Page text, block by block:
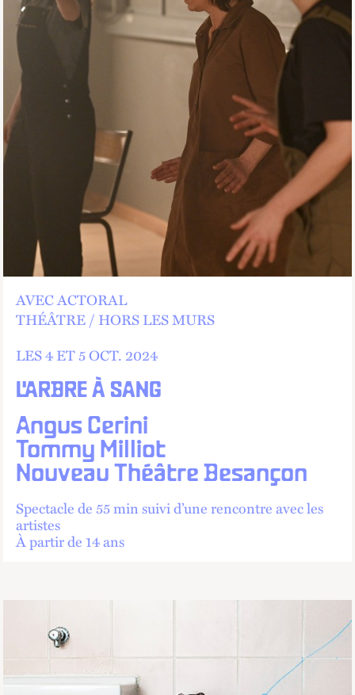
L'ARBRE À SANG
Angus Cerini
Tommy Milliot
Nouveau Théâtre Besançon
AVEC ACTORAL
THÉÂTRE
HORS LES MURS
LES 4 ET5OCT. 2024
Spectacle de 55 min suivi d’une rencontre avec les
artistes
À partir de 14 ans